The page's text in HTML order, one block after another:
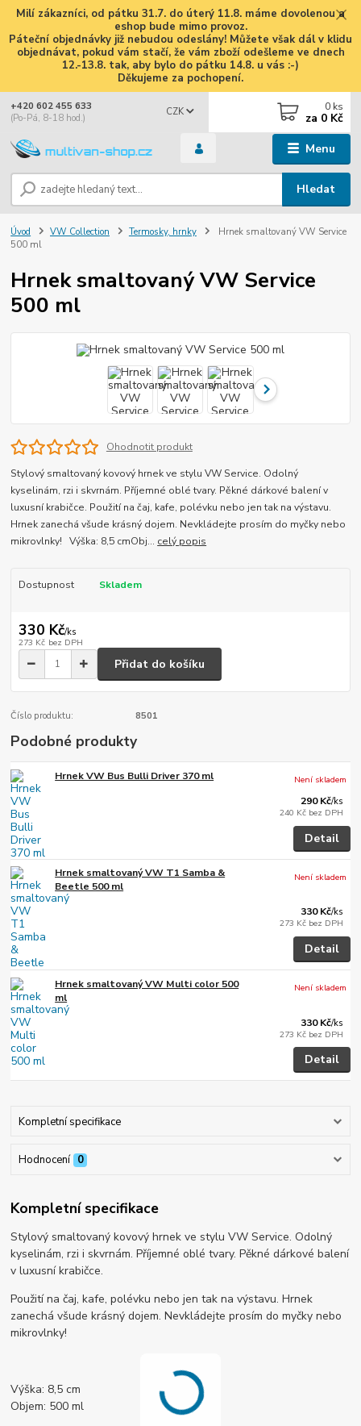
Milí zákazníci, od pátku 31.7. do úterý 11.8. máme dovolenou a
eshop bude mimo provoz.
Páteční objednávky již nebudou odeslány! Můžete však dál v klidu
objednávat, pokud vám stačí, že vám zboží odešleme ve dnech
12.-13.8. tak, aby bylo do pátku 14.8. u vás :-)
Děkujeme za pochopení.
Menu
CZK
Hledat
+420 602 455 633
(Po-Pá, 8-18 hod.)
0 ks
za 0 Kč
Úvod VW Collection Termosky, hrnky
Hrnek smaltovaný VW Service
500 ml
Hrnek smaltovaný VW Service
500 ml
Ohodnotit produkt
Stylový smaltovaný kovový hrnek ve stylu VW Service. Odolný
kyselinám, rzi i skvrnám. Příjemné oblé tvary. Pěkné dárkové balení v
luxusní krabičce. Použití na čaj, kafe, polévku nebo jen tak na výstavu.
Hrnek zanechá všude krásný dojem. Nevkládejte prosím do myčky nebo
mikrovlnky! Výška: 8,5 cmObj... celý popis
Dostupnost Skladem
330 Kč/ks
273 Kč bez DPH
Přidat do košíku
Číslo produktu: 8501
Podobné produkty
Hrnek VW Bus Bulli Driver 370 ml
290 Kč/ks
240 Kč bez DPH
Není skladem
Detail
Hrnek smaltovaný VW T1 Samba &
Beetle 500 ml
330 Kč/ks
273 Kč bez DPH
Není skladem
Detail
Hrnek smaltovaný VW Multi color 500
ml
330 Kč/ks
273 Kč bez DPH
Není skladem
Detail
Kompletní specifikace
Hodnocení 0
Kompletní specifikace
Stylový smaltovaný kovový hrnek ve stylu VW Service. Odolný
kyselinám, rzi i skvrnám. Příjemné oblé tvary. Pěkné dárkové balení
v luxusní krabičce.
Použití na čaj, kafe, polévku nebo jen tak na výstavu. Hrnek
zanechá všude krásný dojem. Nevkládejte prosím do myčky nebo
mikrovlnky!
Výška: 8,5 cm
Objem: 500 ml